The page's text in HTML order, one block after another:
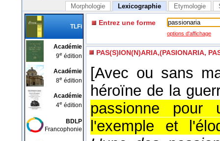
Morphologie Lexicographie Etymologie
TLFi
Académie
9e édition
Académie
8e édition
Académie
4e édition
BDLP
Francophonie
Entrez une forme
options d'affichage
PAS(S)ION(N)ARIA,(PASIONARIA,
[Avec ou sans
héroïne de la
passionne
l'exemple et